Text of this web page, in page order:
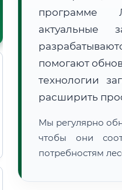
программе
актуальные
помогают
технологии
расширить
Мы регулярно
чтобы они
потребностям